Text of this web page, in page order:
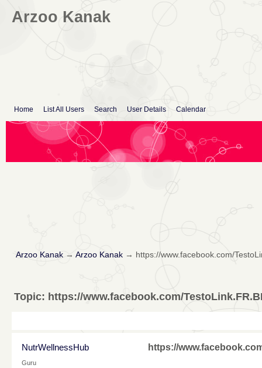
Arzoo Kanak
Home List All Users Search User Details Calendar
Arzoo Kanak→ Arzoo Kanak→ https://www.facebook.com/
Topic: https://www.facebook.com/
NutrWellnessHub
Guru
https://